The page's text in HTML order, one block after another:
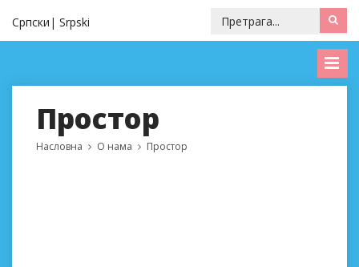
Српски Srpski
Простор
Насловна О нaмa Простор